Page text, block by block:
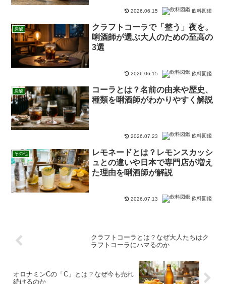
2026.06.15 飲料図鑑
炭酸
クラフトコーラで「整う」夜を。
唎酒師が選ぶ大人のための至高の
3選
2026.06.15 飲料図鑑
炭酸
コーラとは？名前の由来や歴史、
種類を唎酒師がわかりやすく解説
2026.07.23 飲料図鑑
その他
レモネードとは？レモンスカッシ
ュとの違いや日本で専門店が増え
た理由を唎酒師が解説
2026.07.13 飲料図鑑
クラフトコーラとは？なぜ大人たちはク
ラフトコーラにハマるのか
オロナミンCの「C」とは？なぜ今も売れ
続けるのか